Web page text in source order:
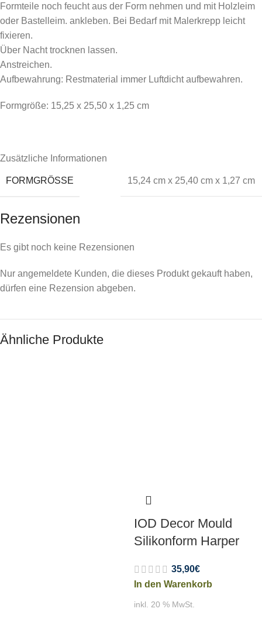
Formteile noch feucht aus der Form nehmen und mit Holzleim
oder Bastelleim. ankleben. Bei Bedarf mit Malerkrepp leicht
fixieren.
Über Nacht trocknen lassen.
Anstreichen.
Aufbewahrung: Restmaterial immer Luftdicht aufbewahren.
Formgröße: 15,25 x 25,50 x 1,25 cm
Zusätzliche Informationen
FORMGRÖSSE 15,24 cm x 25,40 cm x 1,27 cm
Rezensionen
Es gibt noch keine Rezensionen
Nur angemeldete Kunden, die dieses Produkt gekauft haben,
dürfen eine Rezension abgeben.
Ähnliche Produkte
IOD Decor Mould
Silikonform Harper
35,90€
In den Warenkorb
inkl. 20 % MwSt.